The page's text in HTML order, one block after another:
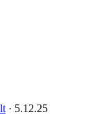
· 5.12.25